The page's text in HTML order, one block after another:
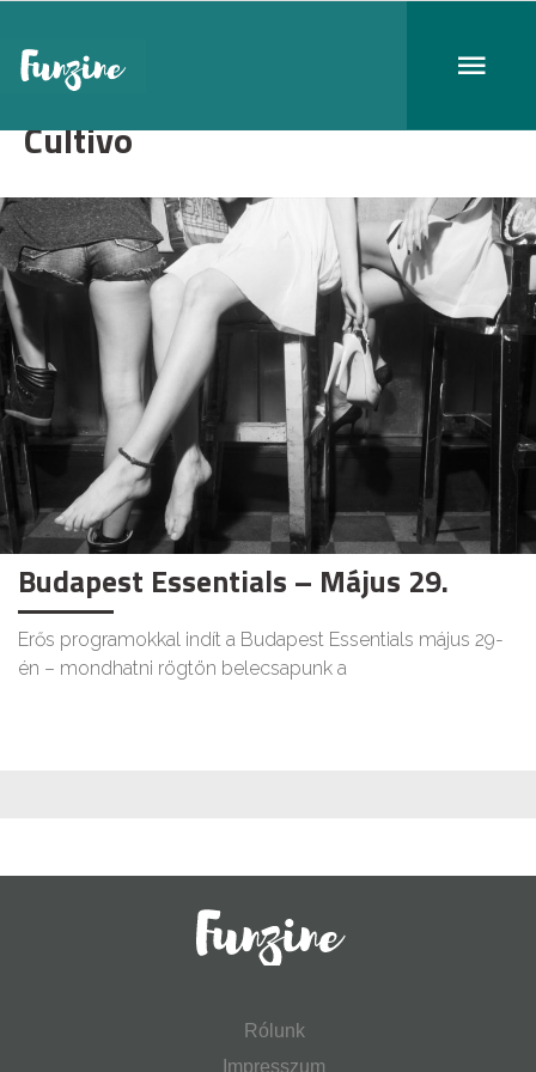
Cultivo
Budapest Essentials – Május 29.
Erős programokkal indít a Budapest Essentials május 29-
én – mondhatni rögtön belecsapunk a
Rólunk
Impresszum